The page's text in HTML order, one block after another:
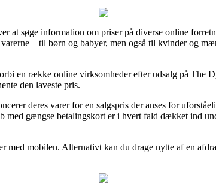
at søge information om priser på diverse online
– til børn og babyer, men også til kvinder og
en række online virksomheder efter udsalg på The
den laveste pris.
deres varer for en salgspris der anses for
med gængse betalingskort er i hvert fald dækket ind
med mobilen. Alternativt kan du drage nytte af en